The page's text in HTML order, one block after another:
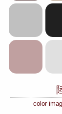
color